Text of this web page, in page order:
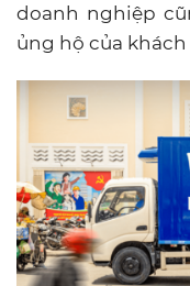
doanh nghiệp
ủng hộ của